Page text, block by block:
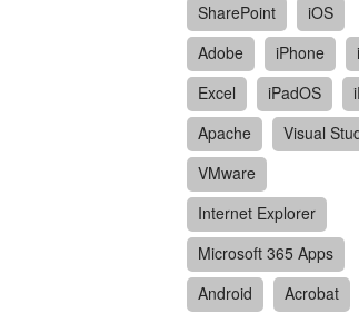
SharePoint
iOS
Adobe
iPhone
Excel
iPadOS
Apache
Visual
VMware
Internet Explorer
Microsoft 365 Apps
Android
Acrobat